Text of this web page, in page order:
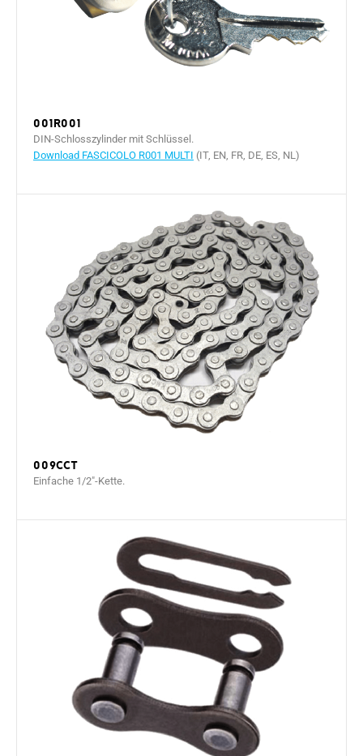
001R001
DIN-Schlosszylinder mit Schlüssel.
Download FASCICOLO R001 MULTI (IT, EN, FR, DE, ES, NL)
009CCT
Einfache 1/2"-Kette.